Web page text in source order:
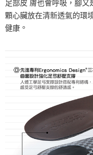
足部皮 膚也會呼吸，腳
顆心臟放在清新透氣的環
健康 。